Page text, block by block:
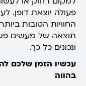
פעולה יוצאת דופן.
החוויות הטובות
תוצאה של מעשים
ונכונים כל כך.
עכשיו הזמן שלכם
בהווה